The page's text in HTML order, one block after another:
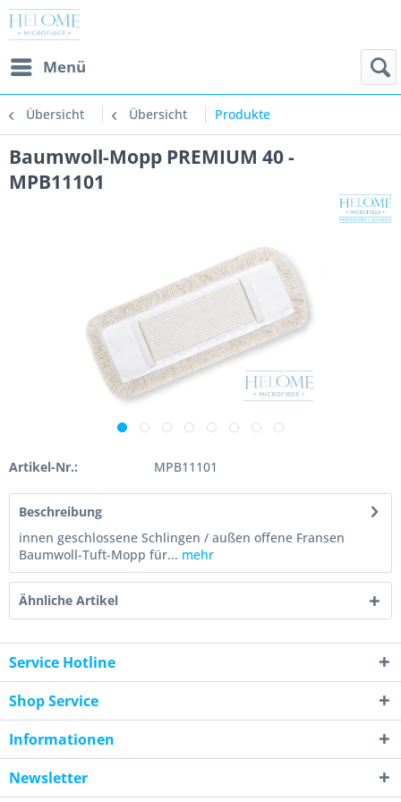
Menü
Übersicht Übersicht Produkte
Baumwoll-Mopp PREMIUM 40 -
MPB11101
Artikel-Nr.: MPB11101
Beschreibung
innen geschlossene Schlingen / außen offene Fransen
Baumwoll-Tuft-Mopp für... mehr
Ähnliche Artikel
Service Hotline
Shop Service
Informationen
Newsletter